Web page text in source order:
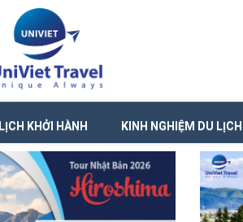
LỊCH KHỞI HÀNH KINH NGHIỆM DU LỊCH